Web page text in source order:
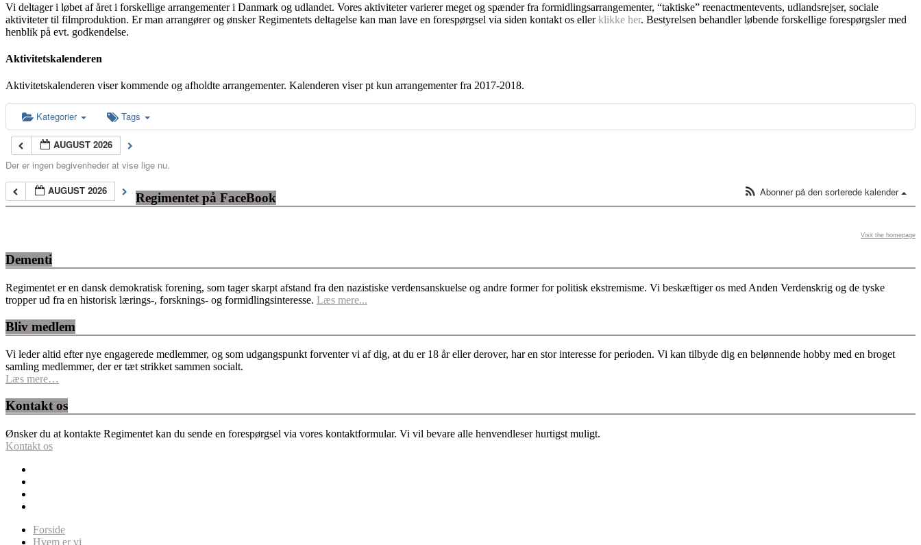
Vi deltager i løbet af året i forskellige arrangementer i Danmark og udlandet. Vores aktiviteter varierer meget og spænder fra formidlingsarrangementer, “taktiske” reenactmentevents, udlandsrejser, sociale
aktiviteter til filmproduktion. Er man arrangører og ønsker Regimentets deltagelse kan man lave en forespørgsel via siden kontakt os ellerklikke her. Bestyrelsen behandler løbende forskellige forespørgsler med
henblik på evt. godkendelse.
Aktivitetskalenderen
Aktivitetskalenderen viser kommende og afholdte arrangementer. Kalenderen viser pt kun arrangementer fra 2017-2018.
Kategorier Tags
AUGUST 2026
Der er ingen begivenheder at vise lige nu.
AUGUST 2026
Abonner på den sorterede kalender
Regimentet på FaceBook
Visit the homepage
Dementi
Regimentet er en dansk demokratisk forening, som tager skarpt afstand fra den nazistiske verdensanskuelse og andre former for politisk ekstremisme. Vi beskæftiger os med Anden Verdenskrig og de tyske
tropper ud fra en historisk lærings-, forsknings- og formidlingsinteresse. Læs mere...
Bliv medlem
Vi leder altid efter nye engagerede medlemmer, og som udgangspunkt forventer vi af dig, at du er 18 år eller derover, har en stor interesse for perioden. Vi kan tilbyde dig en belønnende hobby med en broget
samling medlemmer, der er tæt strikket sammen socialt.
Læs mere…
Kontakt os
Ønsker du at kontakte Regimentet kan du sende en forespørgsel via vores kontaktformular. Vi vil bevare alle henvendleser hurtigst muligt.
Kontakt os
Forside
Hvem er vi